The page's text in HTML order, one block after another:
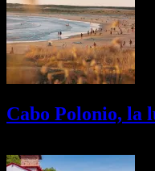
Cabo Polonio, la